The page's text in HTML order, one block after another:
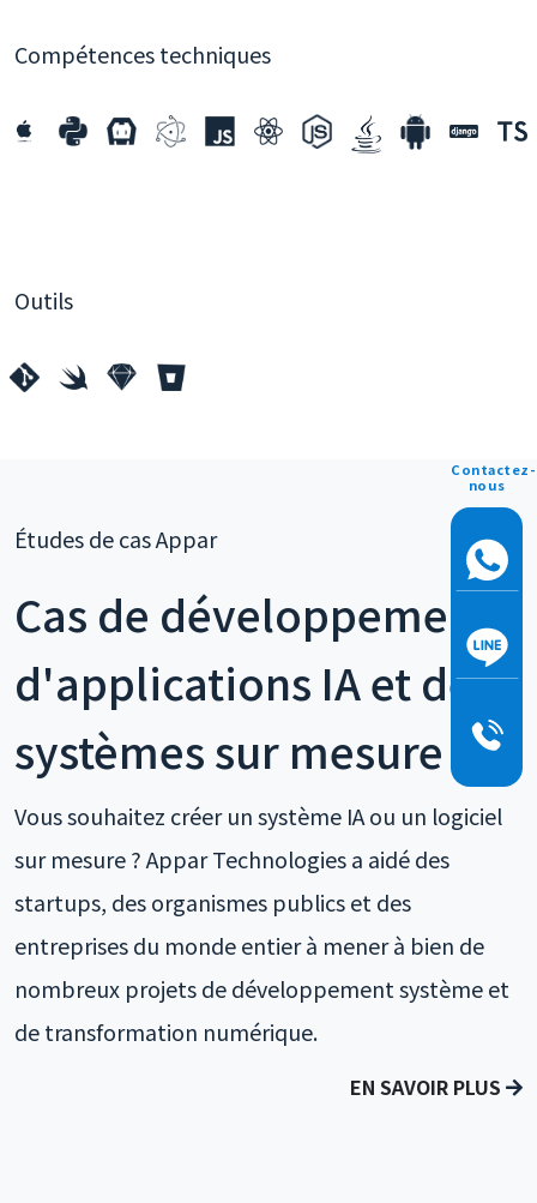
Compétences techniques
Outils
Études de cas Appar
Cas de développement
d'applications IA et de
systèmes sur mesure
Vous souhaitez créer un système IA ou un logiciel
sur mesure ? Appar Technologies a aidé des
startups, des organismes publics et des
entreprises du monde entier à mener à bien de
nombreux projets de développement système et
de transformation numérique.
EN SAVOIR PLUS
Contactez-
nous